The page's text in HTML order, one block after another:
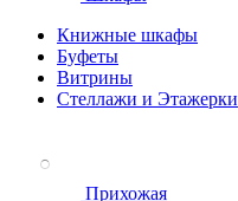
Книжные шкафы
Буфеты
Витрины
Стеллажи и Этажерки
Прихожая